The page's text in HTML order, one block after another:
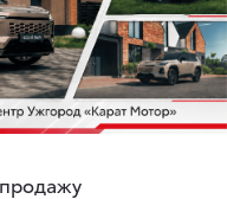
продажу